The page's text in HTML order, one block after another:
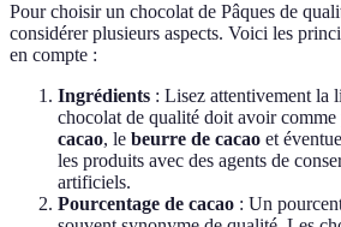
Pour choisir un chocolat de Pâques de
considérer plusieurs aspects. Voici les
en compte :
Ingrédients : Lisez attentivement la
chocolat de qualité doit avoir
cacao, le beurre de cacao et
les produits avec des agents de
artificiels.
Pourcentage de cacao : Un